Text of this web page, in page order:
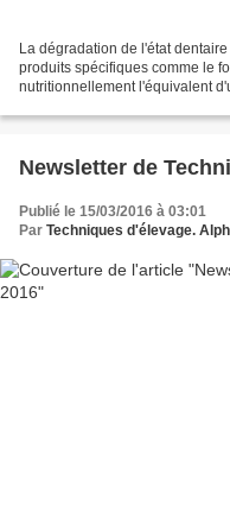
La dégradation de l'état
produits spécifiques comme le
nutritionnellement l'équivalent
Newsletter de
Publié le 15/03/2016 à 03:01
Par Techniques d'élevage.